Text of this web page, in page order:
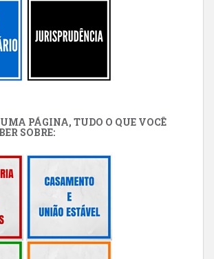
PÁGINA, TUDO O QUE VOCÊ
SOBRE: